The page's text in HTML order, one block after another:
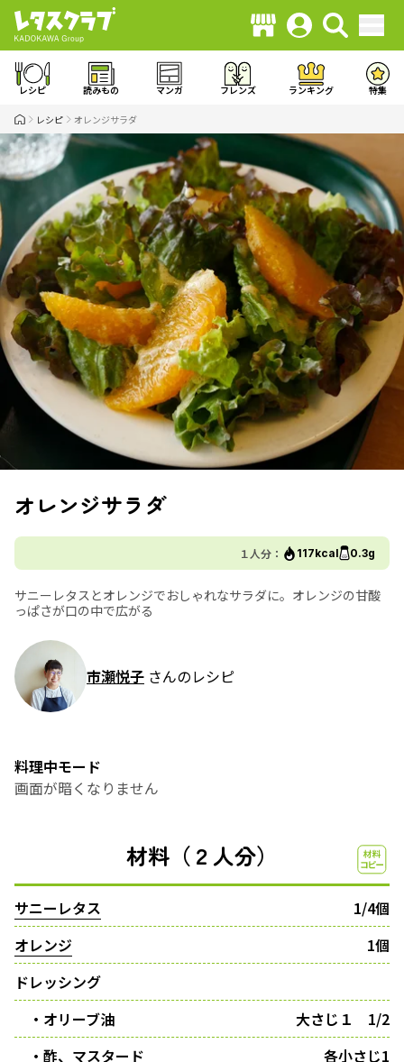
レシピ 読みもの マンガ フレンズ ランキング 特集
レシピ オレンジサラダ
オレンジサラダ
１人分： 117kcal 0.3g
サニーレタスとオレンジでおしゃれなサラダに。オレンジの甘酸
っぱさが口の中で広がる
市瀬悦子 さんのレシピ
料理中モード
画面が暗くなりません
材料（２人分）
サニーレタス
1/4個
オレンジ
1個
ドレッシング
・オリーブ油
大さじ１ 1/2
・酢、マスタード
各小さじ1